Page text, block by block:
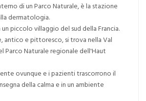
di un Parco Naturale, è la stazione
dermatologia.
piccolo villaggio del sud della Francia.
antico e pittoresco, si trova nella Val
Parco Naturale regionale dell'Haut
ovunque e i pazienti trascorrono il
della calma e in un ambiente